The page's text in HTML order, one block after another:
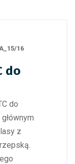
16
do
do
z